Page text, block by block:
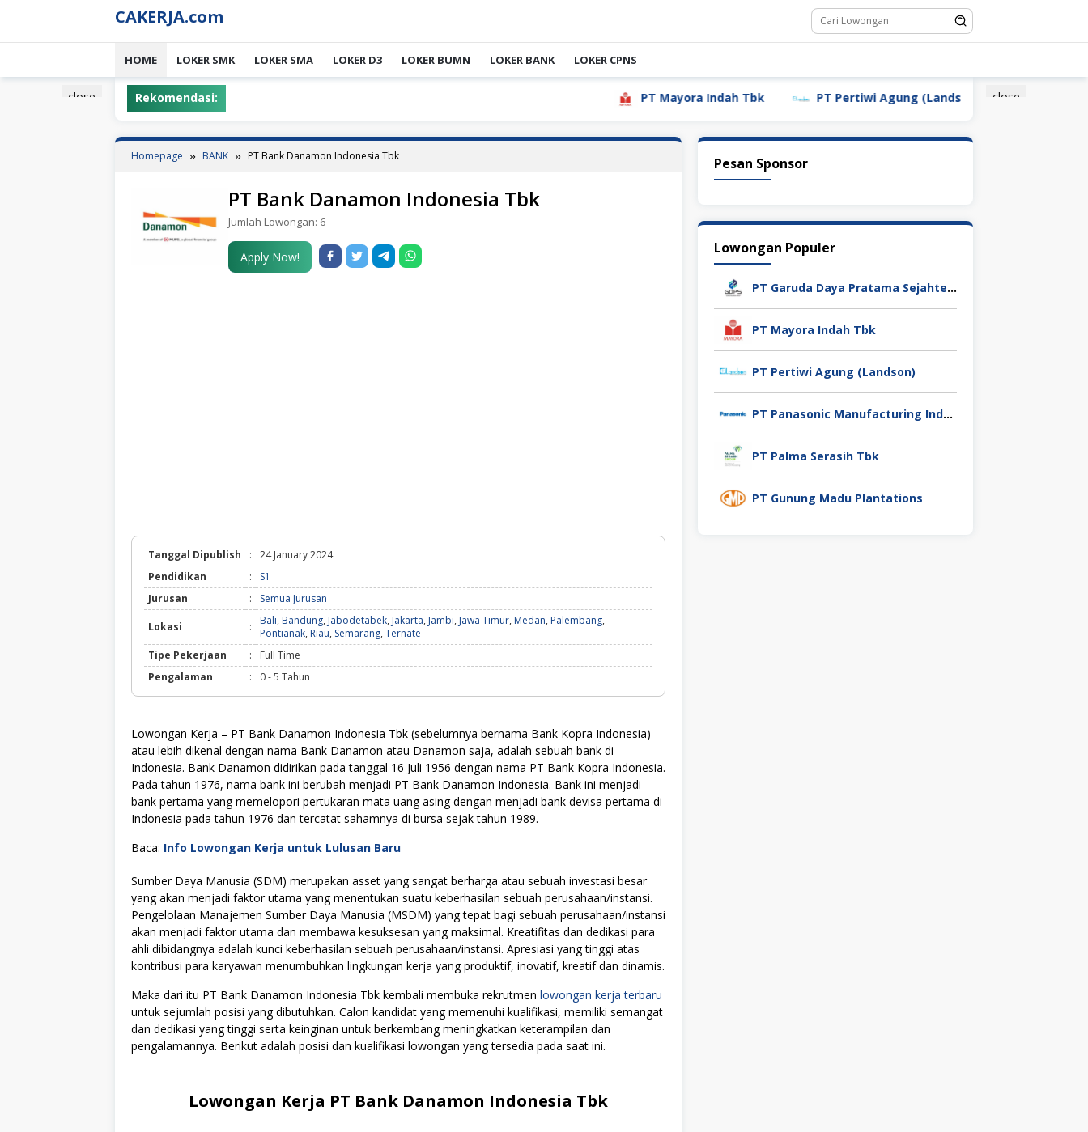
content
CAKERJA.com
HOME LOKER SMK LOKER SMA LOKER D3 LOKER BUMN LOKER BANK LOKER CPNS
close close
Rekomendasi: PT Mayora Indah Tbk PT Pertiwi Agung (Landson) PT Sebastian Citra
Homepage BANK PT Bank Danamon Indonesia Tbk
PT Bank Danamon Indonesia Tbk
Jumlah Lowongan: 6
Apply Now!
Tanggal Dipublish :
24 January 2024
Pendidikan
:
S1
Jurusan
: Semua Jurusan
Lokasi : Bali, Bandung, Jabodetabek, Jakarta, Jambi, Jawa Timur, Medan, Palembang,
Pontianak, Riau, Semarang, Ternate
Tipe Pekerjaan
:
Full Time
Pengalaman
: 0 - 5 Tahun
Lowongan Kerja – PT Bank Danamon Indonesia Tbk (sebelumnya bernama Bank Kopra Indonesia)
atau lebih dikenal dengan nama Bank Danamon atau Danamon saja, adalah sebuah bank di
Indonesia. Bank Danamon didirikan pada tanggal 16 Juli 1956 dengan nama PT Bank Kopra Indonesia.
Pada tahun 1976, nama bank ini berubah menjadi PT Bank Danamon Indonesia. Bank ini menjadi
bank pertama yang memelopori pertukaran mata uang asing dengan menjadi bank devisa pertama di
Indonesia pada tahun 1976 dan tercatat sahamnya di bursa sejak tahun 1989.
Baca: Info Lowongan Kerja untuk Lulusan Baru
Sumber Daya Manusia (SDM) merupakan asset yang sangat berharga atau sebuah investasi besar
yang akan menjadi faktor utama yang menentukan suatu keberhasilan sebuah perusahaan/instansi.
Pengelolaan Manajemen Sumber Daya Manusia (MSDM) yang tepat bagi sebuah perusahaan/instansi
akan menjadi faktor utama dan membawa kesuksesan yang maksimal. Kreatifitas dan dedikasi para
ahli dibidangnya adalah kunci keberhasilan sebuah perusahaan/instansi. Apresiasi yang tinggi atas
kontribusi para karyawan menumbuhkan lingkungan kerja yang produktif, inovatif, kreatif dan dinamis.
Maka dari itu PT Bank Danamon Indonesia Tbk kembali membuka rekrutmen lowongan kerja terbaru
untuk sejumlah posisi yang dibutuhkan. Calon kandidat yang memenuhi kualifikasi, memiliki semangat
dan dedikasi yang tinggi serta keinginan untuk berkembang meningkatkan keterampilan dan
pengalamannya. Berikut adalah posisi dan kualifikasi lowongan yang tersedia pada saat ini.
Lowongan Kerja PT Bank Danamon Indonesia Tbk
Pesan Sponsor
Lowongan Populer
PT Garuda Daya Pratama Sejahtera
PT Mayora Indah Tbk
PT Pertiwi Agung (Landson)
PT Panasonic Manufacturing Indonesia
PT Palma Serasih Tbk
PT Gunung Madu Plantations